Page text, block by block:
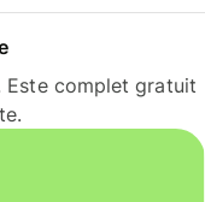
Este complet gratuit